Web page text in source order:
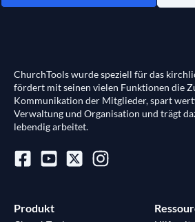
ChurchTools wurde speziell für das
fördert mit seinen vielen Funktionen die
Kommunikation der Mitglieder, spart
Verwaltung und Organisation und trägt
lebendig arbeitet.
Produkt